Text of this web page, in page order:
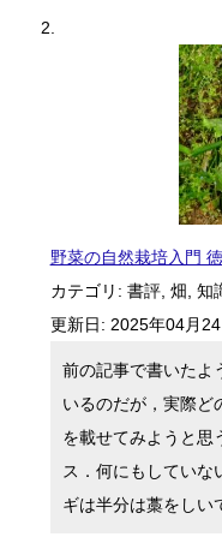
野菜の自然栽培入門
カテゴリ: 書評, 畑 知
更新日: 2025年04月24
前の記事で書いたよ
いるのだが，実際ど
を載せてみようと思
ス．何にもしていな
ギは半分は藁をし